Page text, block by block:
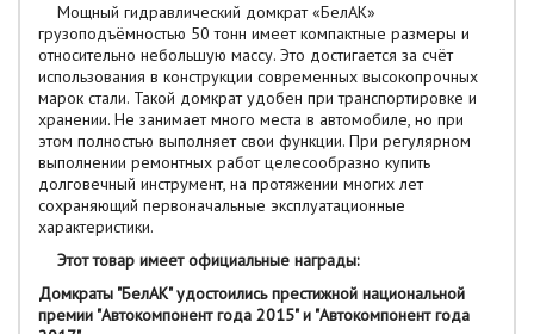
Мощный гидравлический домкрат «БелАК»
грузоподъёмностью 50 тонн имеет компактные размеры и
относительно небольшую массу. Это достигается за счёт
использования в конструкции современных высокопрочных
марок стали. Такой домкрат удобен при транспортировке и
хранении. Не занимает много места в автомобиле, но при
этом полностью выполняет свои функции. При регулярном
выполнении ремонтных работ целесообразно купить
долговечный инструмент, на протяжении многих лет
сохраняющий первоначальные эксплуатационные
характеристики.
Этот товар имеет официальные награды:
Домкраты "БелАК" удостоились престижной национальной
премии "Автокомпонент года 2015" и "Автокомпонент года